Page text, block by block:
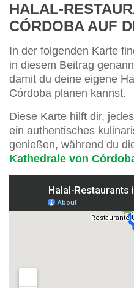
HALAL-
CÓRDOBA AUF
In der folgenden Karte
in diesem Beitrag
damit du deine eigene
Córdoba planen kannst.
Diese Karte hilft dir,
ein authentisches
genießen, während du
Kathedrale von